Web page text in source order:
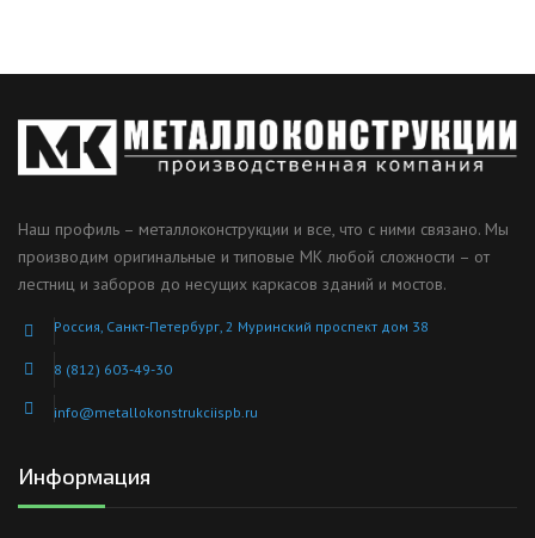
Наш профиль – металлоконструкции и все, что с ними связано. Мы
производим оригинальные и типовые МК любой сложности – от
лестниц и заборов до несущих каркасов зданий и мостов.
Россия, Санкт-Петербург, 2 Муринский проспект дом 38
8 (812) 603-49-30
info@metallokonstrukciispb.ru
Информация